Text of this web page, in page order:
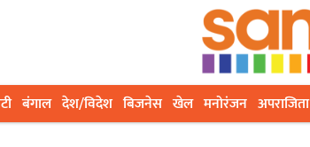
बंगाल देश/विदेश बिजनेस खेल मनोरंजन अपराजिता